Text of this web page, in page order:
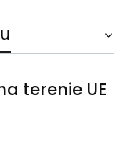
terenie UE